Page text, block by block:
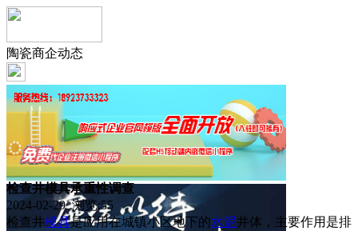
陶瓷商企动态
检查井模具承重性调查
2024-02-29 浏览:55
检查井模具是应用在城镇小区地下的水泥井体，主要作用是排